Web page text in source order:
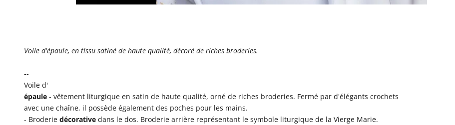
Voile d'épaule, en tissu satiné de haute qualité, décoré de riches broderies.
--
Voile d'
épaule - vêtement liturgique en satin de haute qualité, orné de riches broderies. Fermé par d'élégants crochets
avec une chaîne, il possède également des poches pour les mains.
- Broderie décorative dans le dos. Broderie arrière représentant le symbole liturgique de la Vierge Marie.